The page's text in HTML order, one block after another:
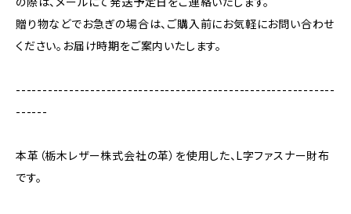
贈り物などでお急ぎの場合は、ご購入前にお気軽にお問い合わせ
ください。お届け時期をご案内いたします。
------------------------------------------------------------
------
本革（栃木レザー株式会社の革）を使用した、L字ファスナー財布
です。